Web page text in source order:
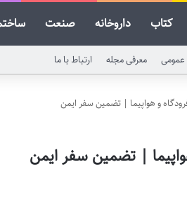
کتاب داروخانه صنعت
عمومی معرفی مجله ارتباط با ما
و هواپیما | تضمین سفر ایمن
| تضمین سفر ایمن